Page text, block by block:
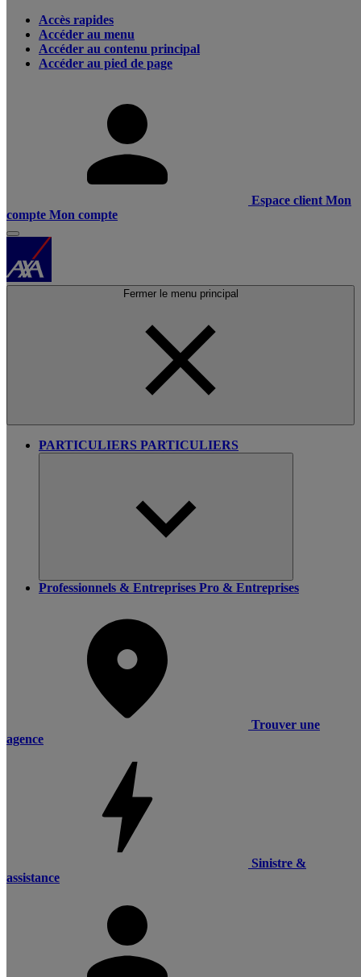
Accès rapides
Accéder au menu
Accéder au contenu principal
Accéder au pied de page
Espace client Mon
compte Mon compte
Fermer le menu principal
PARTICULIERS PARTICULIERS
Professionnels & Entreprises Pro & Entreprises
Trouver une
agence
Sinistre &
assistance